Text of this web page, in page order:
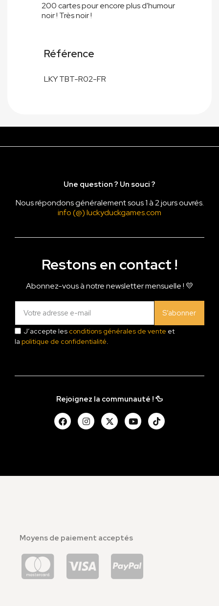
200 cartes pour encore plus d'humour
noir ! Très noir !
Référence
LKY TBT-R02-FR
Une question ? Un souci ?
Nous répondons généralement sous 1 à 2 jours ouvrés.
info (@) luckyduckgames.com
Restons en contact !
Abonnez-vous à notre newsletter mensuelle ! 💛
S’abonner
J’accepte les conditions générales de vente et
la politique de confidentialité.
Rejoignez la communauté ! 🦆
Moyens de paiement acceptés